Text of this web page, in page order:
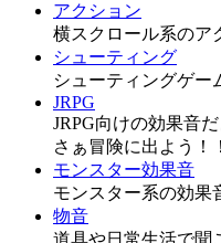
アクション
横スクロール系のア
シューティング
シューティングゲー
JRPG
JRPG向けの効果音だ
さぁ冒険に出よう！！
モンスター効果音
モンスター系の効果
物音
道具や日常生活で聞